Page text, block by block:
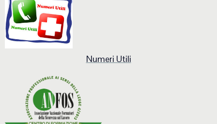
Numeri Utili